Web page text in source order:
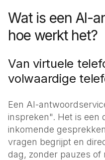
Wat is een AI-
hoe werkt het?
Van virtuele
volwaardige
Een AI-
inspreken". Het is een
inkomende
vragen begrijpt en
dag, zonder pauzes of